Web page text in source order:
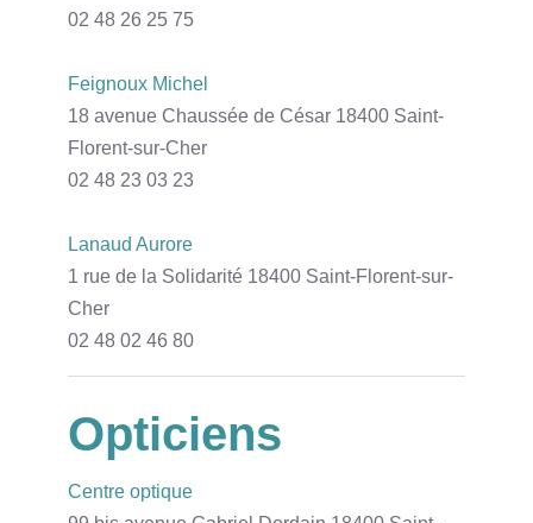
02 48 26 25 75
Feignoux Michel
18 avenue Chaussée de César 18400 Saint-
Florent-sur-Cher
02 48 23 03 23
Lanaud Aurore
1 rue de la Solidarité 18400 Saint-Florent-sur-
Cher
02 48 02 46 80
Opticiens
Centre optique